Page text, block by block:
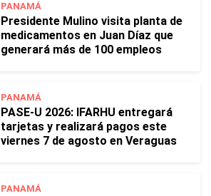
PANAMÁ
Presidente Mulino visita planta de
medicamentos en Juan Díaz que
generará más de 100 empleos
PANAMÁ
PASE-U 2026: IFARHU entregará
tarjetas y realizará pagos este
viernes 7 de agosto en Veraguas
PANAMÁ